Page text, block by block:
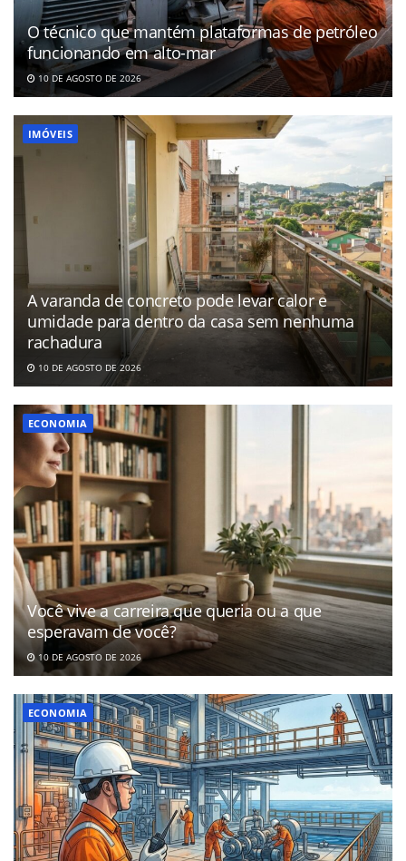
O técnico que mantém plataformas de petróleo
funcionando em alto-mar
10 DE AGOSTO DE 2026
IMÓVEIS
A varanda de concreto pode levar calor e
umidade para dentro da casa sem nenhuma
rachadura
10 DE AGOSTO DE 2026
ECONOMIA
Você vive a carreira que queria ou a que
esperavam de você?
10 DE AGOSTO DE 2026
ECONOMIA